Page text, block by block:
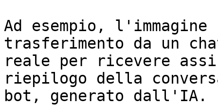
Ad esempio, l'immagine
trasferimento da un
reale per ricevere
riepilogo della
bot, generato dall'IA.